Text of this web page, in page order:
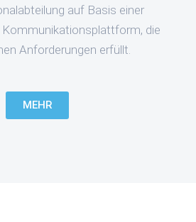
auf Basis einer
die
Anforderungen erfüllt.
MEHR